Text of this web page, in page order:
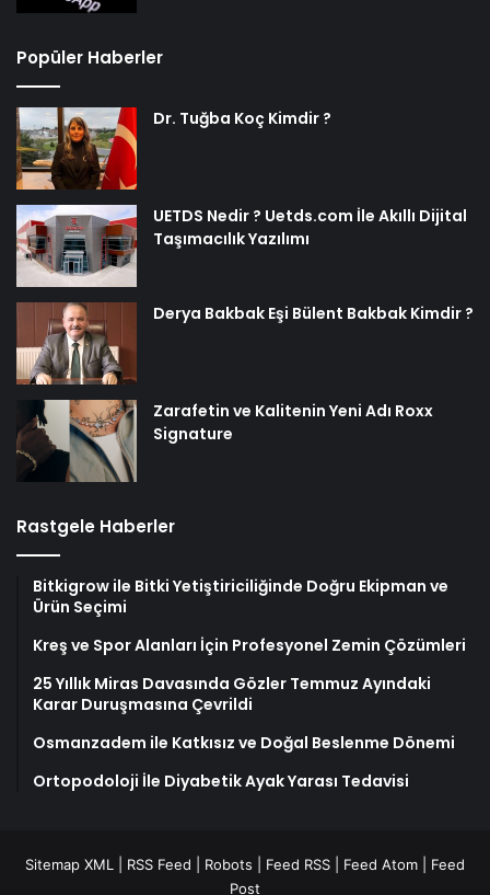
Popüler Haberler
Dr. Tuğba Koç Kimdir ?
UETDS Nedir ? Uetds.com İle Akıllı Dijital
Taşımacılık Yazılımı
Derya Bakbak Eşi Bülent Bakbak Kimdir ?
Zarafetin ve Kalitenin Yeni Adı Roxx
Signature
Rastgele Haberler
Bitkigrow ile Bitki Yetiştiriciliğinde Doğru Ekipman ve
Ürün Seçimi
Kreş ve Spor Alanları İçin Profesyonel Zemin Çözümleri
25 Yıllık Miras Davasında Gözler Temmuz Ayındaki
Karar Duruşmasına Çevrildi
Osmanzadem ile Katkısız ve Doğal Beslenme Dönemi
Ortopodoloji İle Diyabetik Ayak Yarası Tedavisi
Sitemap XML RSS Feed Robots Feed RSS Feed Atom
Feed
Post